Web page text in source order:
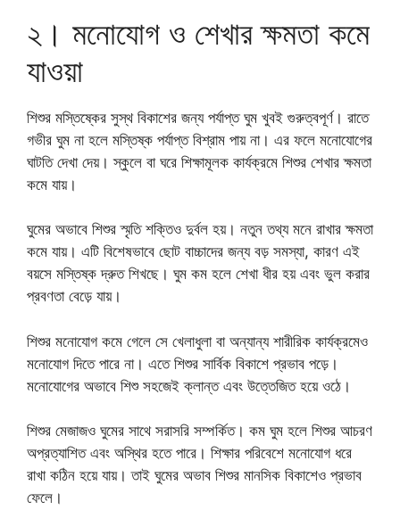
২। মনোযোগ ও শেখার ক্ষমতা কমে
যাওয়া
শিশুর মস্তিষ্কের সুস্থ বিকাশের জন্য পর্যাপ্ত ঘুম খুবই গুরুত্বপূর্ণ। রাতে
গভীর ঘুম না হলে মস্তিষ্ক পর্যাপ্ত বিশ্রাম পায় না। এর ফলে মনোযোগের
ঘাটতি দেখা দেয়। স্কুলে বা ঘরে শিক্ষামূলক কার্যক্রমে শিশুর শেখার ক্ষমতা
কমে যায়।
ঘুমের অভাবে শিশুর স্মৃতি শক্তিও দুর্বল হয়। নতুন তথ্য মনে রাখার ক্ষমতা
কমে যায়। এটি বিশেষভাবে ছোট বাচ্চাদের জন্য বড় সমস্যা, কারণ এই
বয়সে মস্তিষ্ক দ্রুত শিখছে। ঘুম কম হলে শেখা ধীর হয় এবং ভুল করার
প্রবণতা বেড়ে যায়।
শিশুর মনোযোগ কমে গেলে সে খেলাধুলা বা অন্যান্য শারীরিক কার্যক্রমেও
মনোযোগ দিতে পারে না। এতে শিশুর সার্বিক বিকাশে প্রভাব পড়ে।
মনোযোগের অভাবে শিশু সহজেই ক্লান্ত এবং উত্তেজিত হয়ে ওঠে।
শিশুর মেজাজও ঘুমের সাথে সরাসরি সম্পর্কিত। কম ঘুম হলে শিশুর আচরণ
অপ্রত্যাশিত এবং অস্থির হতে পারে। শিক্ষার পরিবেশে মনোযোগ ধরে
রাখা কঠিন হয়ে যায়। তাই ঘুমের অভাব শিশুর মানসিক বিকাশেও প্রভাব
ফেলে।